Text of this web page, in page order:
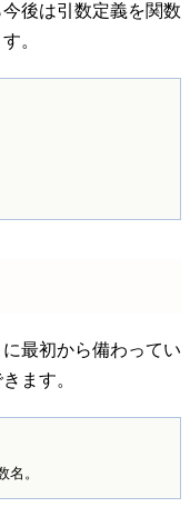
後は引数定義を関数
。
最初から備わってい
ます。